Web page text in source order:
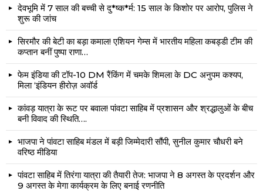
देवभूमि में 7 साल की बच्ची से दु*ष्क*र्म: 15 साल के किशोर पर आरोप, पुलिस ने
शुरू की जांच
सिरमौर की बेटी का बड़ा कमाल! एशियन गेम्स में भारतीय महिला कबड्डी टीम की
कप्तान बनीं पुष्पा राणा…
फेम इंडिया की टॉप-10 DM रैंकिंग में चमके शिमला के DC अनुपम कश्यप,
मिला ‘इंडियन हीरोज़ अवॉर्ड
कांवड़ यात्रा के रूट पर बवाल! पांवटा साहिब में प्रशासन और श्रद्धालुओं के बीच
बनी विवाद की स्थिति….
भाजपा ने पांवटा साहिब मंडल में बड़ी जिम्मेदारी सौंपी, सुनील कुमार चौधरी बने
वरिष्ठ मीडिया
पांवटा साहिब में तिरंगा यात्रा की तैयारी तेज: भाजपा ने 8 अगस्त के प्रदर्शन और
9 अगस्त के मेगा कार्यक्रम के लिए बनाई रणनीति